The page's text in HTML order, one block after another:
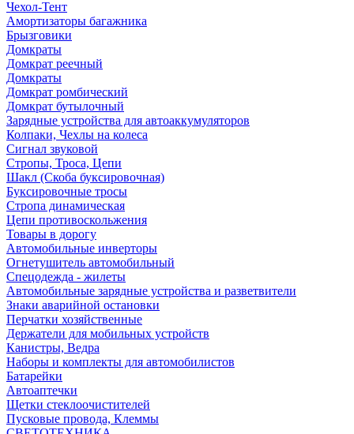
Чехол-Тент
Амортизаторы багажника
Брызговики
Домкраты
Домкрат реечный
Домкраты
Домкрат ромбический
Домкрат бутылочный
Зарядные устройства для автоаккумуляторов
Колпаки, Чехлы на колеса
Сигнал звуковой
Стропы, Троса, Цепи
Шакл (Скоба буксировочная)
Буксировочные тросы
Стропа динамическая
Цепи противоскольжения
Товары в дорогу
Автомобильные инверторы
Огнетушитель автомобильный
Спецодежда - жилеты
Автомобильные зарядные устройства и разветвители
Знаки аварийной остановки
Перчатки хозяйственные
Держатели для мобильных устройств
Канистры, Ведра
Наборы и комплекты для автомобилистов
Батарейки
Автоаптечки
Щетки стеклоочистителей
Пусковые провода, Клеммы